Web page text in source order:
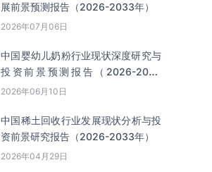
展前景预测报告（2026-2033年）
2026年07月06日
中国婴幼儿奶粉行业现状深度研究与
投资前景预测报告（2026-2033
年）
2026年06月10日
中国‌‌稀土回收‌‌行业发展现状分析与投
资前景研究报告（2026-2033年）
2026年04月29日